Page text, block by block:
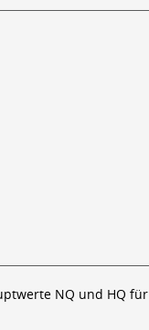
NQ und HQ